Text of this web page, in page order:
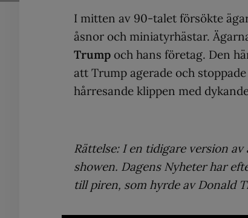
I mitten av 90-talet försökte
åsnor och miniatyrhästar.
Trump och hans företag. Den
att Trump agerade och
hårresande klippen med
Rättelse: I en tidigare version
showen. Dagens Nyheter har
till piren, som hyrde av Donald